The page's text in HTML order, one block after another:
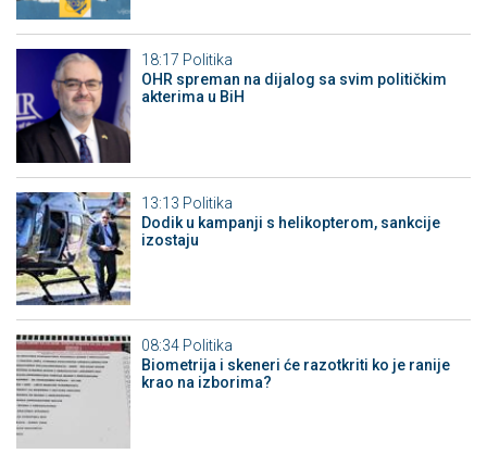
18:17 Politika
OHR spreman na dijalog sa svim političkim
akterima u BiH
13:13 Politika
Dodik u kampanji s helikopterom, sankcije
izostaju
08:34 Politika
Biometrija i skeneri će razotkriti ko je ranije
krao na izborima?